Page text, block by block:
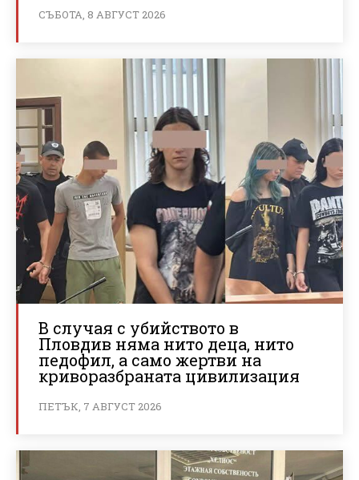
СЪБОТА, 8 АВГУСТ 2026
В случая с убийството в
Пловдив няма нито деца, нито
педофил, а само жертви на
криворазбраната цивилизация
ПЕТЪК, 7 АВГУСТ 2026